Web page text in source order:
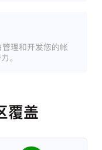
理和开发您的帐
。
覆盖